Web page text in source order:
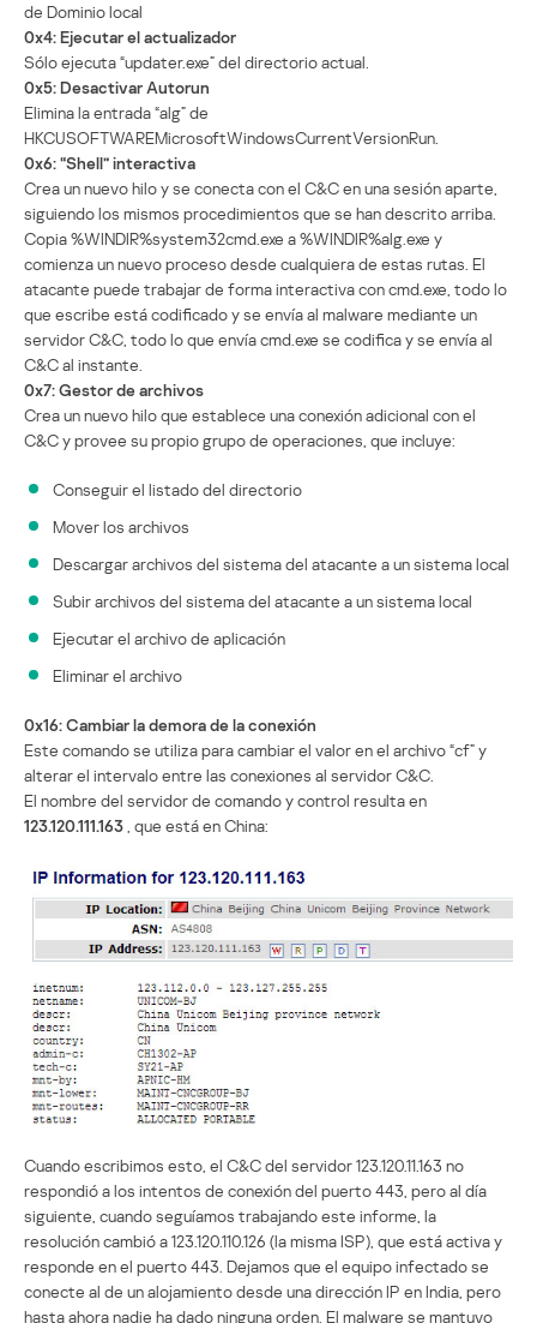
de Dominio local
0x4: Ejecutar el actualizador
Sólo ejecuta “updater.exe” del directorio actual.
0x5: Desactivar Autorun
Elimina la entrada “alg” de
HKCUSOFTWAREMicrosoftWindowsCurrentVersionRun.
0x6: “Shell” interactiva
Crea un nuevo hilo y se conecta con el C&C en una sesión aparte,
siguiendo los mismos procedimientos que se han descrito arriba.
Copia %WINDIR%system32cmd.exe a %WINDIR%alg.exe y
comienza un nuevo proceso desde cualquiera de estas rutas. El
atacante puede trabajar de forma interactiva con cmd.exe, todo lo
que escribe está codificado y se envía al malware mediante un
servidor C&C, todo lo que envía cmd.exe se codifica y se envía al
C&C al instante.
0x7: Gestor de archivos
Crea un nuevo hilo que establece una conexión adicional con el
C&C y provee su propio grupo de operaciones, que incluye:
Conseguir el listado del directorio
Mover los archivos
Descargar archivos del sistema del atacante a un sistema local
Subir archivos del sistema del atacante a un sistema local
Ejecutar el archivo de aplicación
Eliminar el archivo
0x16: Cambiar la demora de la conexión
Este comando se utiliza para cambiar el valor en el archivo “cf” y
alterar el intervalo entre las conexiones al servidor C&C.
El nombre del servidor de comando y control resulta en
123.120.111.163 , que está en China:
Cuando escribimos esto, el C&C del servidor 123.120.11.163 no
respondió a los intentos de conexión del puerto 443, pero al día
siguiente, cuando seguíamos trabajando este informe, la
resolución cambió a 123.120.110.126 (la misma ISP), que está activa y
responde en el puerto 443. Dejamos que el equipo infectado se
conecte al de un alojamiento desde una dirección IP en India, pero
hasta ahora nadie ha dado ninguna orden. El malware se mantuvo